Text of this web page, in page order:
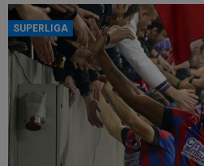
SUPERLIGA